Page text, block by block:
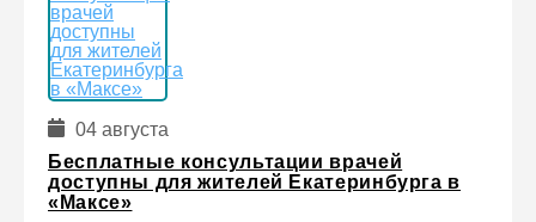
04 августа
Бесплатные консультации врачей
доступны для жителей Екатеринбурга в
«Максе»